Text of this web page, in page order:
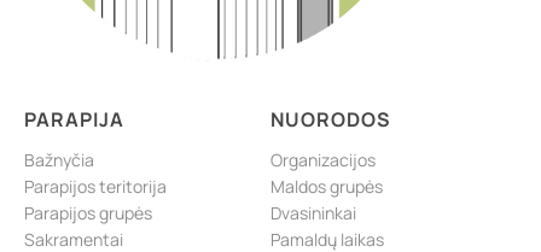
PARAPIJA
Bažnyčia
Parapijos teritorija
Parapijos grupės
Sakramentai
NUORODOS
Organizacijos
Maldos grupės
Dvasininkai
Pamaldų laikas